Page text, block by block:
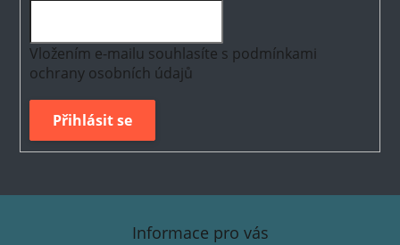
Vložením e-mailu souhlasíte s podmínkami
ochrany osobních údajů
Přihlásit se
Z
Informace pro vás